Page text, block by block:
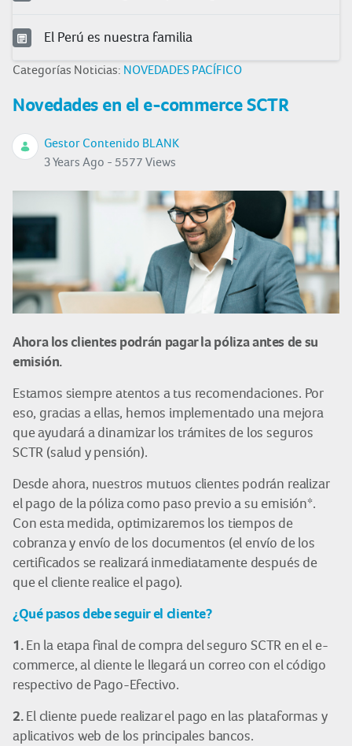
El Perú es nuestra familia
Categorías Noticias: NOVEDADES PACÍFICO
Novedades en el e-commerce SCTR
Gestor Contenido BLANK
3 Years Ago - 5577 Views
Ahora los clientes podrán pagar la póliza antes de su
emisión.
Estamos siempre atentos a tus recomendaciones. Por
eso, gracias a ellas, hemos implementado una mejora
que ayudará a dinamizar los trámites de los seguros
SCTR (salud y pensión).
Desde ahora, nuestros mutuos clientes podrán realizar
el pago de la póliza como paso previo a su emisión*.
Con esta medida, optimizaremos los tiempos de
cobranza y envío de los documentos (el envío de los
certificados se realizará inmediatamente después de
que el cliente realice el pago).
¿Qué pasos debe seguir el cliente?
1. En la etapa final de compra del seguro SCTR en el e-
commerce, al cliente le llegará un correo con el código
respectivo de Pago-Efectivo.
2.El cliente puede realizar el pago en las plataformas y
aplicativos web de los principales bancos.